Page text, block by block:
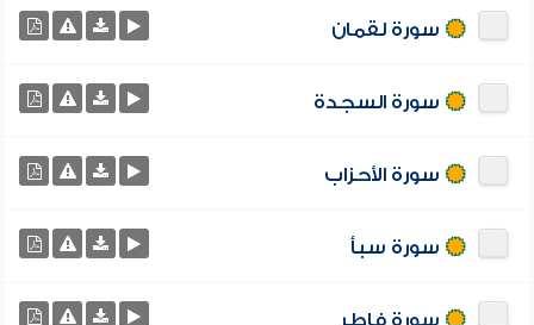
سورة لقمان
سورة السجدة
سورة الأحزاب
سورة سبأ
سورة فاطر